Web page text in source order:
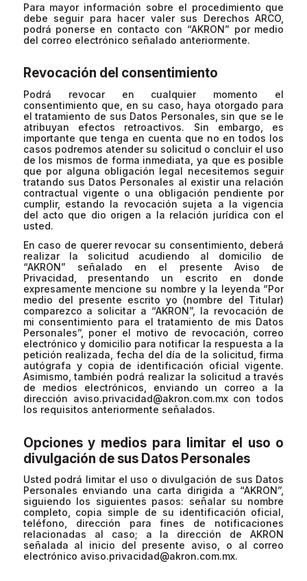
Para mayor información sobre el procedimiento que
debe seguir para hacer valer sus Derechos ARCO,
podrá ponerse en contacto con “AKRON” por medio
del correo electrónico señalado anteriormente.
Revocación del consentimiento
Podrá revocar en cualquier momento el
consentimiento que, en su caso, haya otorgado para
el tratamiento de sus Datos Personales, sin que se le
atribuyan efectos retroactivos. Sin embargo, es
importante que tenga en cuenta que no en todos los
casos podremos atender su solicitud o concluir el uso
de los mismos de forma inmediata, ya que es posible
que por alguna obligación legal necesitemos seguir
tratando sus Datos Personales al existir una relación
contractual vigente o una obligación pendiente por
cumplir, estando la revocación sujeta a la vigencia
del acto que dio origen a la relación jurídica con el
usted.
En caso de querer revocar su consentimiento, deberá
realizar la solicitud acudiendo al domicilio de
“AKRON” señalado en el presente Aviso de
Privacidad, presentando un escrito en donde
expresamente mencione su nombre y la leyenda “Por
medio del presente escrito yo (nombre del Titular)
comparezco a solicitar a “AKRON”, la revocación de
mi consentimiento para el tratamiento de mis Datos
Personales”, poner el motivo de revocación, correo
electrónico y domicilio para notificar la respuesta a la
petición realizada, fecha del día de la solicitud, firma
autógrafa y copia de identificación oficial vigente.
Asimismo, también podrá realizar la solicitud a través
de medios electrónicos, enviando un correo a la
dirección aviso.privacidad@akron.com.mxcon todos
los requisitos anteriormente señalados.
Opciones y medios para limitar el uso o
divulgación de sus Datos Personales
Usted podrá limitar el uso o divulgación de sus Datos
Personales enviando una carta dirigida a “AKRON”,
siguiendo los siguientes pasos: señalar su nombre
completo, copia simple de su identificación oficial,
teléfono, dirección para fines de notificaciones
relacionadas al caso; a la dirección de AKRON
señalada al inicio del presente aviso, o al correo
electrónico aviso.privacidad@akron.com.mx.